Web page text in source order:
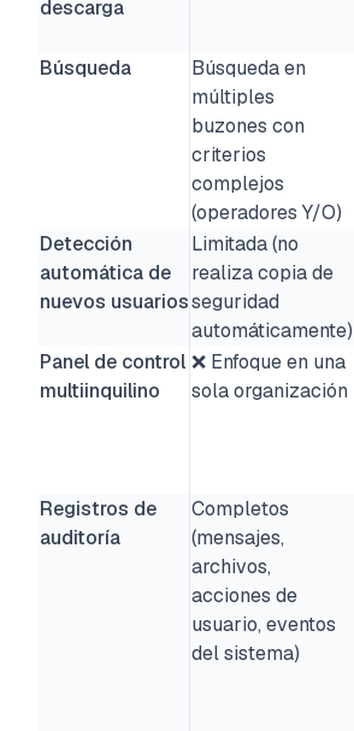
descarga
Búsqueda
Búsqueda en
múltiples
buzones con
criterios
complejos
(operadores Y/O)
Detección
automática de
nuevos usuarios
Limitada (no
realiza copia de
seguridad
automáticamente)
Panel de control
multiinquilino
❌ Enfoque en una
sola organización
Registros de
auditoría
Completos
(mensajes,
archivos,
acciones de
usuario, eventos
del sistema)